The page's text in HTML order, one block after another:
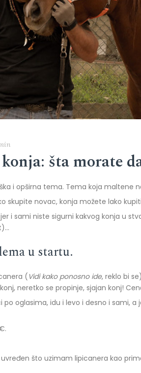
šta morate
i opširna tema. Tema koja maltene
skupite novac, konja možete lako
i sami niste sigurni kakvog konja u
u startu.
( Vidi kako ponosno ide, reklo bi
neretko se propinje, sjajan konj!
po oglasima, idu i levo i desno i sami,
što uzimam lipicanera kao